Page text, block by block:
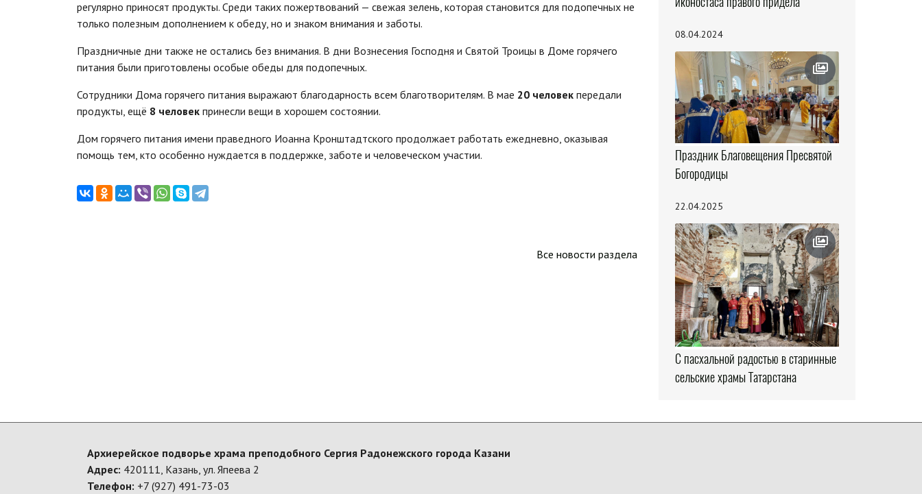
регулярно приносят продукты. Среди таких пожертвований — свежая зелень, которая становится для подопечных не
только полезным дополнением к обеду, но и знаком внимания и заботы.
Праздничные дни также не остались без внимания. В дни Вознесения Господня и Святой Троицы в Доме горячего
питания были приготовлены особые обеды для подопечных.
Сотрудники Дома горячего питания выражают благодарность всем благотворителям. В мае 20 человек передали
продукты, ещё 8 человек принесли вещи в хорошем состоянии.
Дом горячего питания имени праведного Иоанна Кронштадтского продолжает работать ежедневно, оказывая
помощь тем, кто особенно нуждается в поддержке, заботе и человеческом участии.
Все новости раздела
08.04.2024
Праздник Благовещения Пресвятой
Богородицы
22.04.2025
С пасхальной радостью в старинные
сельские храмы Татарстана
Архиерейское подворье храма преподобного Сергия Радонежского города Казани
Адрес: 420111, Казань, ул. Япеева 2
Телефон: +7 (927) 491-73-03